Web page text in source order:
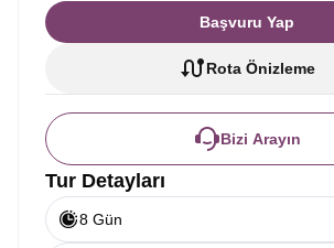
Başvuru Yap
Rota Önizleme
Bizi Arayın
Tur Detayları
8 Gün